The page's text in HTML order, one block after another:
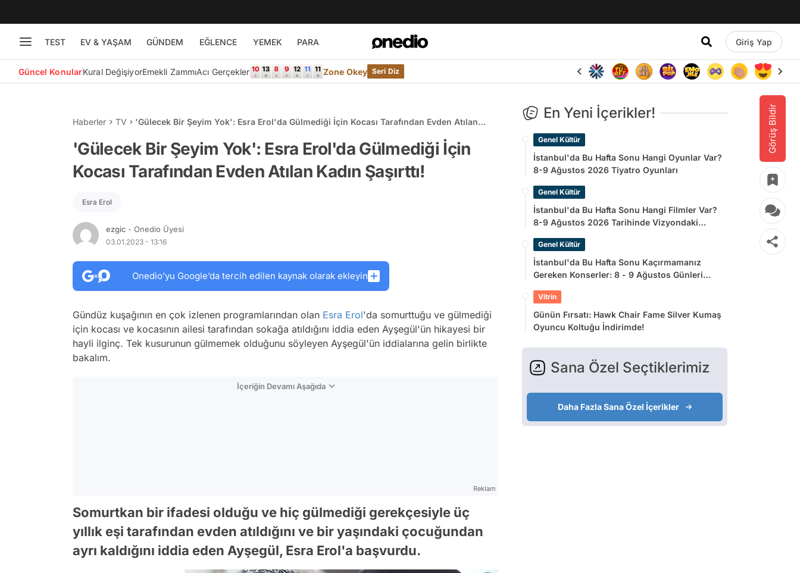
TEST EV & YAŞAM GÜNDEM EĞLENCE YEMEK PARA Giriş Yap
Güncel KonularKural DeğişiyorEmekli ZammıAcı Gerçekler Zone Okey Seri Diz
Görüş Bildir
Haberler TV
'Gülecek Bir Şeyim Yok': Esra Erol'da Gülmediği İçin Kocası Tarafından Evden Atılan
'Gülecek Bir Şeyim Yok': Esra Erol'da Gülmediği İçin
Kocası Tarafından Evden Atılan Kadın Şaşırttı!
Esra Erol
ezgic - Onedio Üyesi
03.01.2023 - 13:16
Onedio’yu Google’da tercih edilen kaynak olarak ekleyin
Gündüz kuşağının en çok izlenen programlarından olan Esra Erol'da somurttuğu ve gülmediği
için kocası ve kocasının ailesi tarafından sokağa atıldığını iddia eden Ayşegül'ün hikayesi bir
hayli ilginç. Tek kusurunun gülmemek olduğunu söyleyen Ayşegül'ün iddialarına gelin birlikte
bakalım.
İçeriğin Devamı Aşağıda
Reklam
Somurtkan bir ifadesi olduğu ve hiç gülmediği gerekçesiyle üç
yıllık eşi tarafından evden atıldığını ve bir yaşındaki çocuğundan
ayrı kaldığını iddia eden Ayşegül, Esra Erol'a başvurdu.
En Yeni İçerikler!
Genel Kültür
İstanbul'da Bu Hafta Sonu Hangi Oyunlar Var?
8-9 Ağustos 2026 Tiyatro Oyunları
Genel Kültür
İstanbul'da Bu Hafta Sonu Hangi Filmler Var?
8-9 Ağustos 2026 Tarihinde Vizyondaki
Genel Kültür
İstanbul'da Bu Hafta Sonu Kaçırmamanız
Gereken Konserler: 8 - 9 Ağustos Günleri
Vitrin
Günün Fırsatı: Hawk Chair Fame Silver Kumaş
Oyuncu Koltuğu İndirimde!
Sana Özel Seçtiklerimiz
Daha Fazla Sana Özel İçerikler